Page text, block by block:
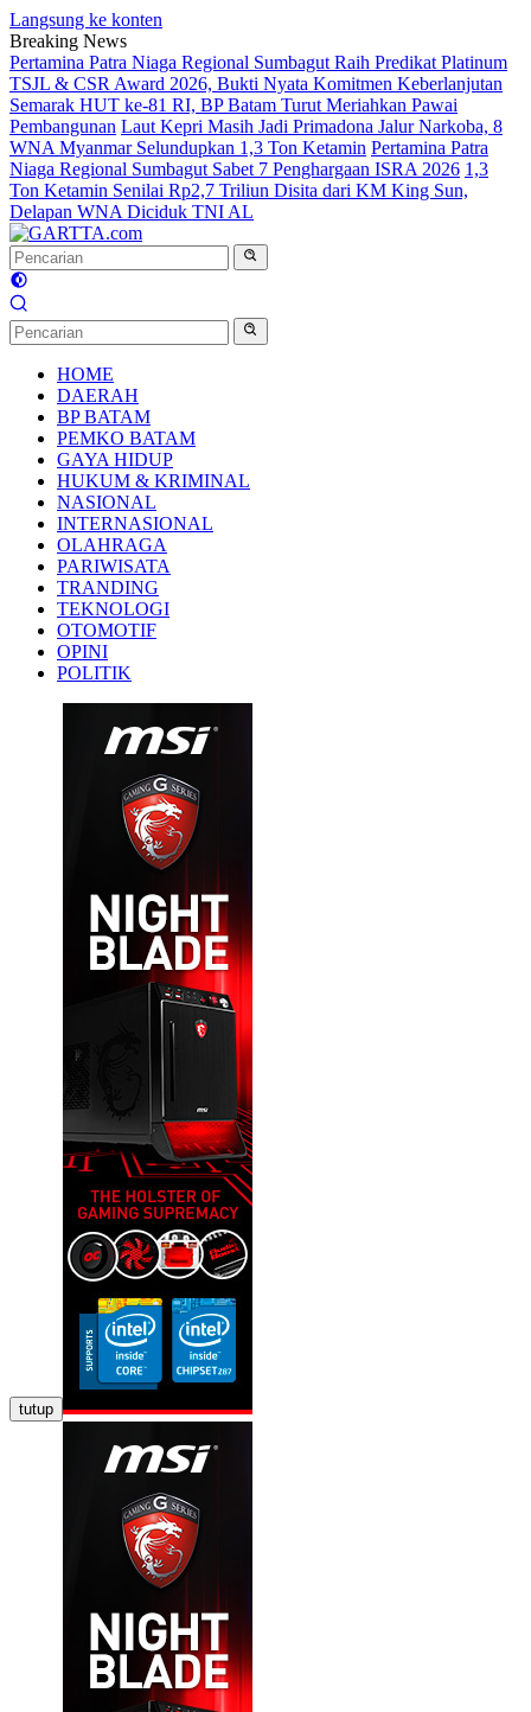
Langsung ke konten
Breaking News
Pertamina Patra Niaga Regional Sumbagut Raih Predikat Platinum
TSJL & CSR Award 2026, Bukti Nyata Komitmen Keberlanjutan
Semarak HUT ke-81 RI, BP Batam Turut Meriahkan Pawai
Pembangunan Laut Kepri Masih Jadi Primadona Jalur Narkoba, 8
WNA Myanmar Selundupkan 1,3 Ton Ketamin Pertamina Patra
Niaga Regional Sumbagut Sabet 7 Penghargaan ISRA 2026 1,3
Ton Ketamin Senilai Rp2,7 Triliun Disita dari KM King Sun,
Delapan WNA Diciduk TNI AL
HOME
DAERAH
BP BATAM
PEMKO BATAM
GAYA HIDUP
HUKUM & KRIMINAL
NASIONAL
INTERNASIONAL
OLAHRAGA
PARIWISATA
TRANDING
TEKNOLOGI
OTOMOTIF
OPINI
POLITIK
tutup